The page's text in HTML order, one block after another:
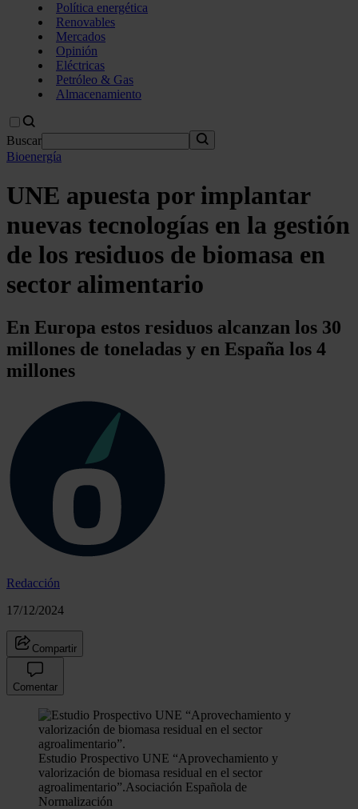
Política energética
Renovables
Mercados
Opinión
Eléctricas
Petróleo & Gas
Almacenamiento
Buscar
Bioenergía
UNE apuesta por implantar
nuevas tecnologías en la gestión
de los residuos de biomasa en
sector alimentario
En Europa estos residuos alcanzan los 30
millones de toneladas y en España los 4
millones
Redacción
17/12/2024
Compartir
Comentar
Estudio Prospectivo UNE “Aprovechamiento y
valorización de biomasa residual en el sector
agroalimentario”.Asociación Española de
Normalización